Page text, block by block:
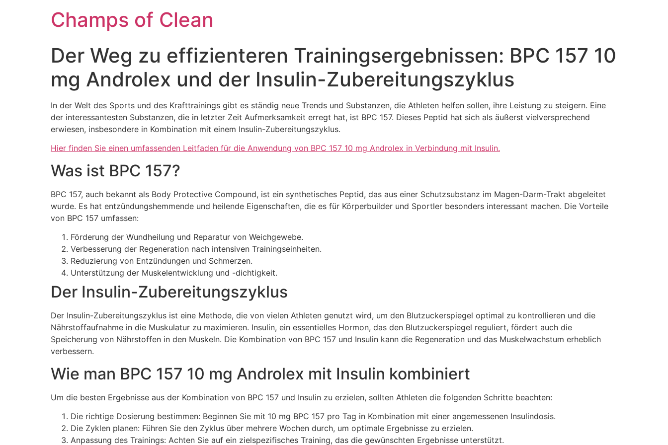
Champs of Clean
Der Weg zu effizienteren Trainingsergebnissen: BPC 157 10
mg Androlex und der Insulin-Zubereitungszyklus
In der Welt des Sports und des Krafttrainings gibt es ständig neue Trends und Substanzen, die Athleten helfen sollen, ihre Leistung zu steigern. Eine
der interessantesten Substanzen, die in letzter Zeit Aufmerksamkeit erregt hat, ist BPC 157. Dieses Peptid hat sich als äußerst vielversprechend
erwiesen, insbesondere in Kombination mit einem Insulin-Zubereitungszyklus.
Hier finden Sie einen umfassenden Leitfaden für die Anwendung von BPC 157 10 mg Androlex in Verbindung mit Insulin.
Was ist BPC 157?
BPC 157, auch bekannt als Body Protective Compound, ist ein synthetisches Peptid, das aus einer Schutzsubstanz im Magen-Darm-Trakt abgeleitet
wurde. Es hat entzündungshemmende und heilende Eigenschaften, die es für Körperbuilder und Sportler besonders interessant machen. Die Vorteile
von BPC 157 umfassen:
Förderung der Wundheilung und Reparatur von Weichgewebe.
Verbesserung der Regeneration nach intensiven Trainingseinheiten.
Reduzierung von Entzündungen und Schmerzen.
Unterstützung der Muskelentwicklung und -dichtigkeit.
Der Insulin-Zubereitungszyklus
Der Insulin-Zubereitungszyklus ist eine Methode, die von vielen Athleten genutzt wird, um den Blutzuckerspiegel optimal zu kontrollieren und die
Nährstoffaufnahme in die Muskulatur zu maximieren. Insulin, ein essentielles Hormon, das den Blutzuckerspiegel reguliert, fördert auch die
Speicherung von Nährstoffen in den Muskeln. Die Kombination von BPC 157 und Insulin kann die Regeneration und das Muskelwachstum erheblich
verbessern.
Wie man BPC 157 10 mg Androlex mit Insulin kombiniert
Um die besten Ergebnisse aus der Kombination von BPC 157 und Insulin zu erzielen, sollten Athleten die folgenden Schritte beachten:
Die richtige Dosierung bestimmen: Beginnen Sie mit 10 mg BPC 157 pro Tag in Kombination mit einer angemessenen Insulindosis.
Die Zyklen planen: Führen Sie den Zyklus über mehrere Wochen durch, um optimale Ergebnisse zu erzielen.
Anpassung des Trainings: Achten Sie auf ein zielspezifisches Training, das die gewünschten Ergebnisse unterstützt.